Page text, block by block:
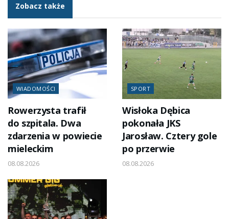
Zobacz także
WIADOMOŚCI
Rowerzysta trafił
do szpitala. Dwa
zdarzenia w powiecie
mieleckim
08.08.2026
SPORT
Wisłoka Dębica
pokonała JKS
Jarosław. Cztery gole
po przerwie
08.08.2026